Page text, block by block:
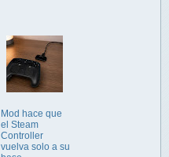
Mod hace que
el Steam
Controller
vuelva solo a su